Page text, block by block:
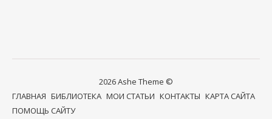
2026 Ashe Theme ©
ГЛАВНАЯ БИБЛИОТЕКА МОИ СТАТЬИ КОНТАКТЫ КАРТА САЙТА
ПОМОЩЬ САЙТУ